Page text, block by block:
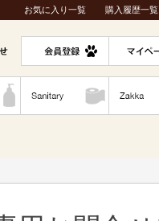
購入履歴一覧
お気に入り一覧